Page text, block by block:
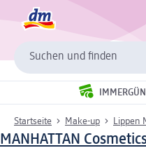
Suchen und finden
Startseite Make-up Lippen
MANHATTAN